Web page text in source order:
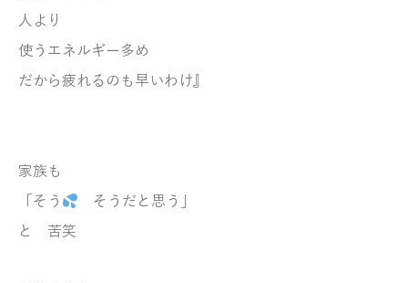
人より
使うエネルギー多め
だから疲れるのも早いわけ』
家族も
「そう
そうだと思う」
と 苦笑